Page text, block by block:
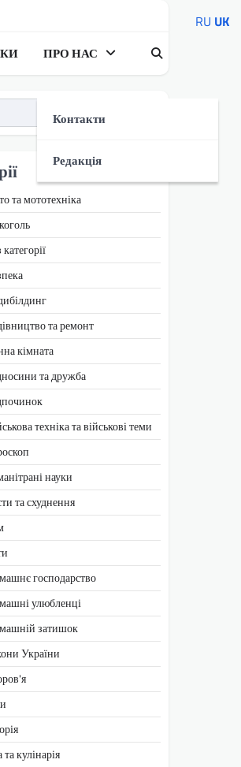
ПРО НАС
Контакти
Редакція
та мототехніка
та ремонт
кімната
та дружба
техніка та військові теми
науки
та схуднення
господарство
улюбленці
затишок
України
кулінарія
RU UK